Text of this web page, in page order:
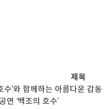
제목
’와 함께하는 아름다운 감동
연 ‘백조의 호수’